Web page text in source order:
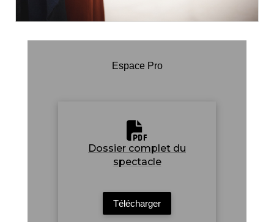
Espace Pro
Dossier complet du
spectacle
Télécharger